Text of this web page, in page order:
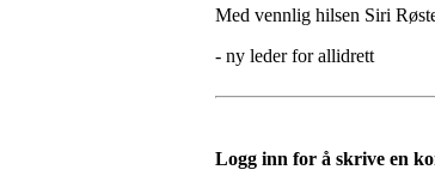
Med vennlig hilsen Siri
- ny leder for allidrett
Logg inn for å skrive en